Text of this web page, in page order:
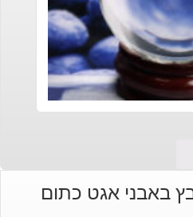
באבני אגט כתום